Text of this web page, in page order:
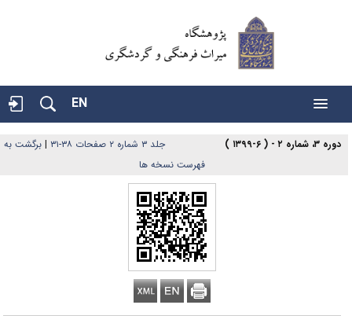
EN
دوره ۳، شماره ۲ - ( ۶-۱۳۹۹ ) جلد ۳ شماره ۲ صفحات ۳۸-۳۱ | برگشت به
فهرست نسخه ها